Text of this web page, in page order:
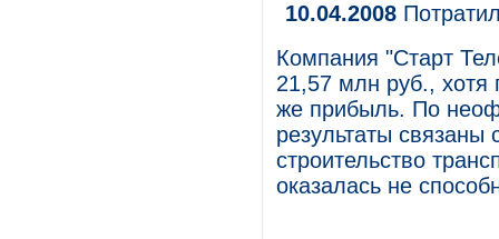
10.04.2008
Компания "Старт
21,57 млн руб., хотя
же прибыль. По
результаты связаны
строительство
оказалась не